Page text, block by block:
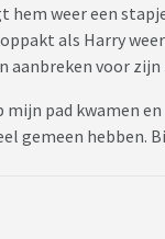
hem weer een
als Harry
aanbreken voor
pad kwamen
gemeen hebben.